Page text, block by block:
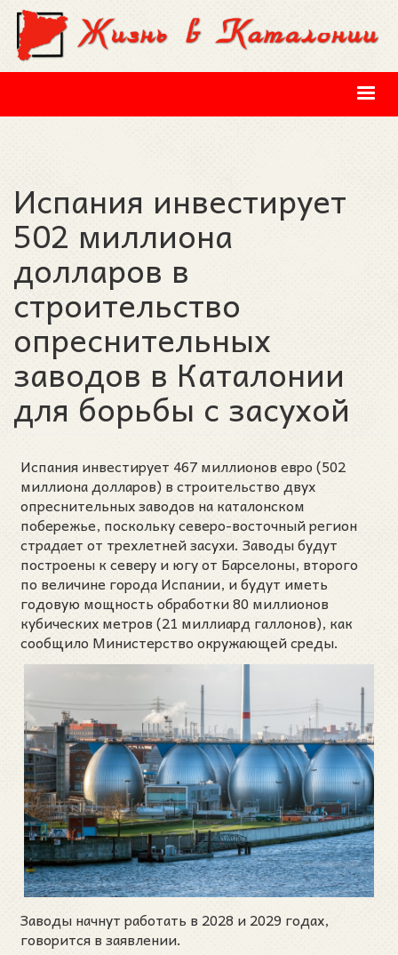
Перейти к основному содержанию
Испания инвестирует
502 миллиона
долларов в
строительство
опреснительных
заводов в Каталонии
для борьбы с засухой
Испания инвестирует 467 миллионов евро (502
миллиона долларов) в строительство двух
опреснительных заводов на каталонском
побережье, поскольку северо-восточный регион
страдает от трехлетней засухи. Заводы будут
построены к северу и югу от Барселоны, второго
по величине города Испании, и будут иметь
годовую мощность обработки 80 миллионов
кубических метров (21 миллиард галлонов), как
сообщило Министерство окружающей среды.
Заводы начнут работать в 2028 и 2029 годах,
говорится в заявлении.